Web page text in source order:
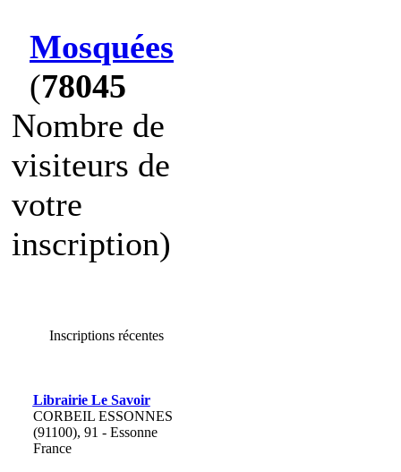
Mosquées
(78045
Nombre de
visiteurs de
votre
inscription)
Inscriptions récentes
Librairie Le Savoir
CORBEIL ESSONNES
(91100), 91 - Essonne
France